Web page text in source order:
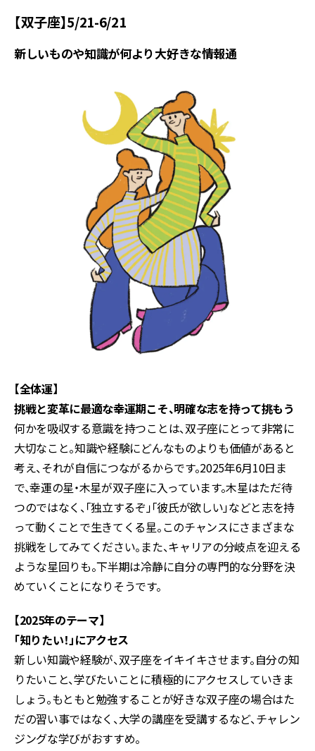
【双子座】5/21-6/21
新しいものや知識が何より大好きな情報通
【全体運】
挑戦と変革に最適な幸運期こそ、明確な志を持って挑もう
何かを吸収する意識を持つことは、双子座にとって非常に
大切なこと。知識や経験にどんなものよりも価値があると
考え、それが自信につながるからです。2025年6月10日ま
で、幸運の星・木星が双子座に入っています。木星はただ待
つのではなく、「独立するぞ」「彼氏が欲しい」などと志を持
って動くことで生きてくる星。このチャンスにさまざまな
挑戦をしてみてください。また、キャリアの分岐点を迎える
ような星回りも。下半期は冷静に自分の専門的な分野を決
めていくことになりそうです。
【2025年のテーマ】
「知りたい！」にアクセス
新しい知識や経験が、双子座をイキイキさせます。自分の知
りたいこと、学びたいことに積極的にアクセスしていきま
しょう。もともと勉強することが好きな双子座の場合はた
だの習い事ではなく、大学の講座を受講するなど、チャレン
ジングな学びがおすすめ。